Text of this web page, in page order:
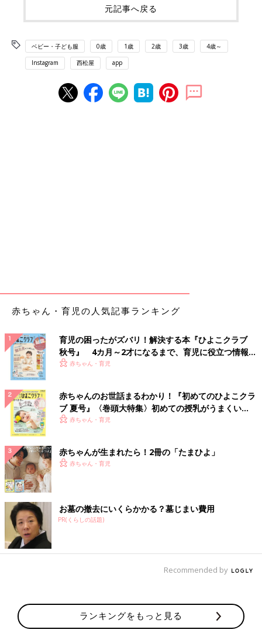
元記事へ戻る
ベビー・子ども服 0歳 1歳 2歳 3歳 4歳～
Instagram 西松屋 app
赤ちゃん・育児の人気記事ランキング
育児の困ったがズバリ！解決する本『ひよこクラブ
秋号』 4カ月～2才になるまで、育児に役立つ情報が
いっぱい！
赤ちゃん・育児
赤ちゃんのお世話まるわかり！『初めてのひよこクラ
ブ 夏号』〈巻頭大特集〉初めての授乳がうまくい
く！ おっぱい・ミルクの基本と夏のトラブル 解決テ
赤ちゃん・育児
赤ちゃんが生まれたら！2冊の「たまひよ」
赤ちゃん・育児
お墓の撤去にいくらかかる？墓じまい費用
PR(くらしの話題)
Recommended by
ランキングをもっと見る